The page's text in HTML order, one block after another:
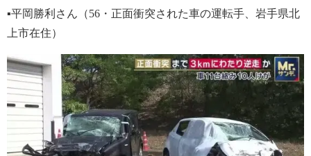
▪平岡勝利さん（56・正面衝突された車の運転手、岩手県北
上市在住）